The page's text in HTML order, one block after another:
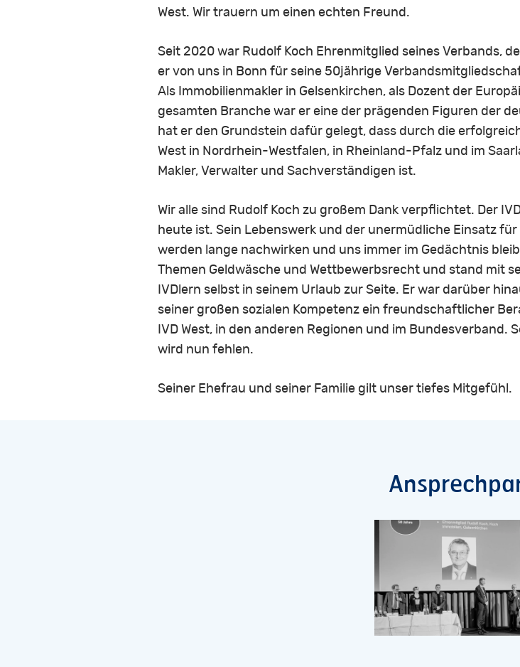
West. Wir trauern um einen echten Freund.
Seit 2020 war Rudolf Koch Ehrenmitglied seines Verbands,
er von uns in Bonn für seine 50jährige
Als Immobilienmakler in Gelsenkirchen, als Dozent der
gesamten Branche war er eine der prägenden Figuren der
hat er den Grundstein dafür gelegt, dass durch die
West in Nordrhein-Westfalen, in Rheinland-Pfalz und im
Makler, Verwalter und Sachverständigen ist.
Wir alle sind Rudolf Koch zu großem Dank verpflichtet. Der
heute ist. Sein Lebenswerk und der unermüdliche Einsatz
werden lange nachwirken und uns immer im Gedächtnis
Themen Geldwäsche und Wettbewerbsrecht und stand mit
IVDlern selbst in seinem Urlaub zur Seite. Er war darüber
seiner großen sozialen Kompetenz ein freundschaftlicher
IVD West, in den anderen Regionen und im Bundesverband.
wird nun fehlen.
Seiner Ehefrau und seiner Familie gilt unser tiefes Mitgefühl.